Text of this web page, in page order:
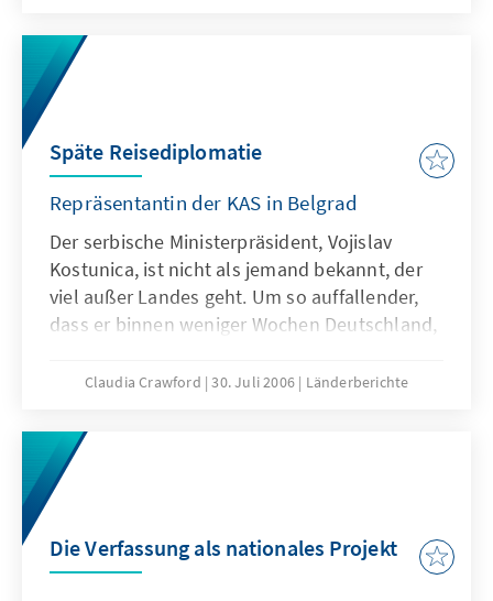
Bürgermeister und 14 Stadtparlamente statt.
Späte Reisediplomatie
Repräsentantin der KAS in Belgrad
Der serbische Ministerpräsident, Vojislav
Kostunica, ist nicht als jemand bekannt, der
viel außer Landes geht. Um so auffallender,
dass er binnen weniger Wochen Deutschland,
besuchte und dabei ausschließlich
Claudia Crawford 30. Juli 2006 Länderberichte
Die Verfassung als nationales Projekt